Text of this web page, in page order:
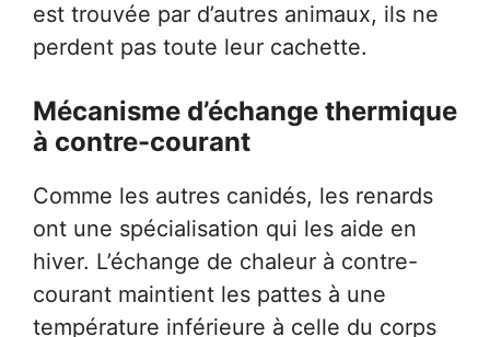
est trouvée par d’autres animaux, ils ne
perdent pas toute leur cachette.
Mécanisme d’échange thermique
à contre-courant
Comme les autres canidés, les renards
ont une spécialisation qui les aide en
hiver. L’échange de chaleur à contre-
courant maintient les pattes à une
température inférieure à celle du corps